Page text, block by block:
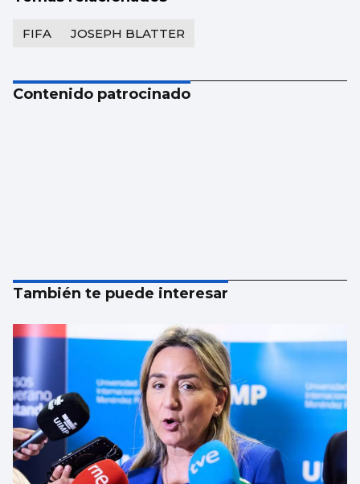
FIFA JOSEPH BLATTER
Contenido patrocinado
También te puede interesar